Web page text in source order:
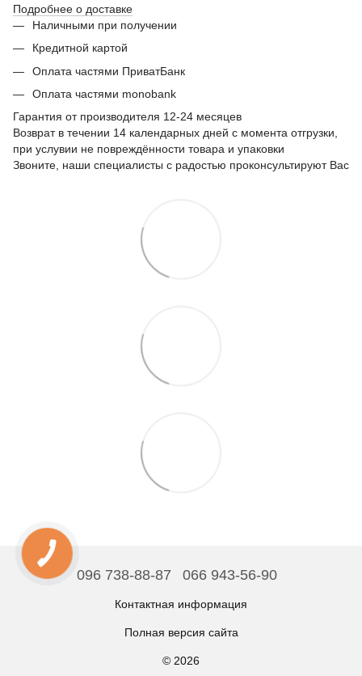
Подробнее о доставке
Наличными при получении
Кредитной картой
Оплата частями ПриватБанк
Оплата частями monobank
Гарантия от производителя 12-24 месяцев
Возврат в течении 14 календарных дней с момента отгрузки,
при услувии не повреждённости товара и упаковки
Звоните, наши специалисты с радостью проконсультируют Вас
096 738-88-87 066 943-56-90
Контактная информация
Полная версия сайта
© 2026